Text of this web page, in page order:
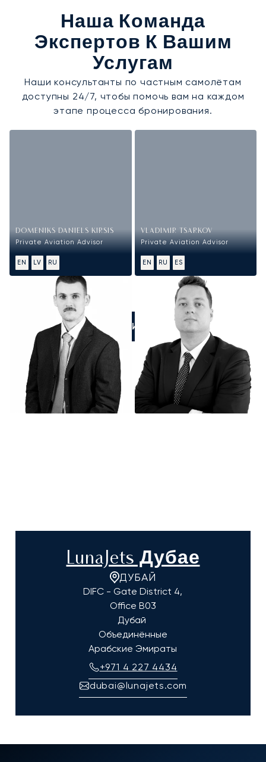
Наша Команда
Экспертов К Вашим
Услугам
Наши консультанты по частным самолётам
доступны 24/7, чтобы помочь вам на каждом
этапе процесса бронирования.
DOMENIKS DANIELS KIRSIS
Private Aviation Advisor
EN LV RU
VLADIMIR TSARKOV
Private Aviation Advisor
EN RU ES
ПОЗВОНИТЕ НАМ
LunaJets Дубае
ДУБАЙ
DIFC - Gate District 4,
Office B03
Дубай
Объединённые
Арабские Эмираты
+971 4 227 4434
dubai@lunajets.com